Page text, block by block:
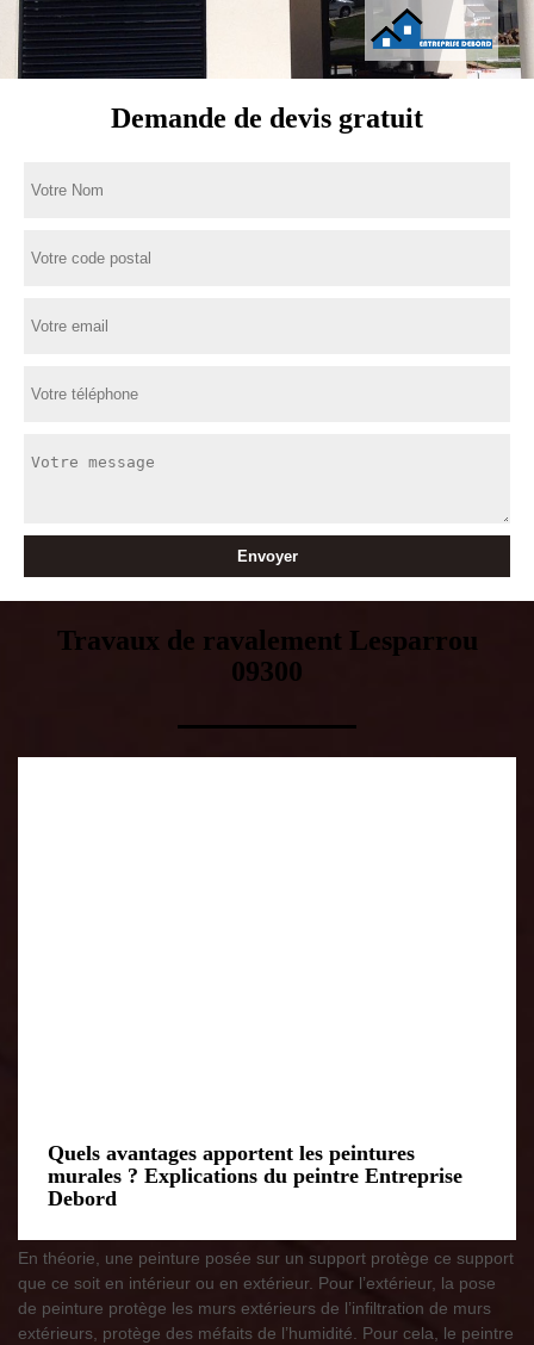
Demande de devis gratuit
Travaux de ravalement Lesparrou
09300
Quels avantages apportent les peintures
murales ? Explications du peintre Entreprise
Debord
En théorie, une peinture posée sur un support protège ce support
que ce soit en intérieur ou en extérieur. Pour l’extérieur, la pose
de peinture protège les murs extérieurs de l’infiltration de murs
extérieurs, protège des méfaits de l’humidité. Pour cela, le peintre